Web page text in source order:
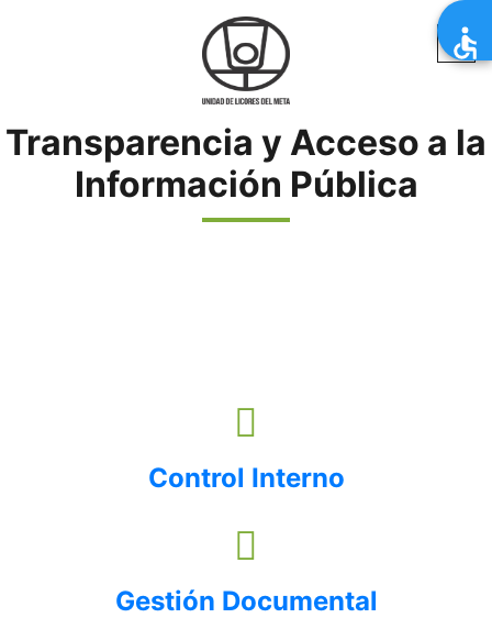
Transparencia y Acceso a la
Información Pública
Control Interno
Gestión Documental